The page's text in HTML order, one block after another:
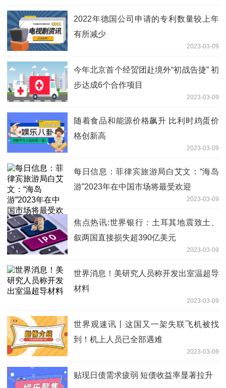
2022年德国公司申请的专利数量较上年
有所减少
2023-03-09
今年北京首个经贸团赴境外“初战告捷” 初
步达成6个合作项目
2023-03-09
随着食品和能源价格飙升 比利时鸡蛋价
格创新高
2023-03-09
每日信息：菲律宾旅游局白艾文：“海岛
游”2023年在中国市场将最受欢迎
2023-03-09
焦点热讯:世界银行：土耳其地震致土、
叙两国直接损失超390亿美元
2023-03-09
世界消息！美研究人员称开发出室温超导
材料
2023-03-09
世界观速讯丨这国又一架失联飞机被找
到！机上人员已全部遇难
2023-03-09
贴现日债需求疲弱 短债收益率显著拉升